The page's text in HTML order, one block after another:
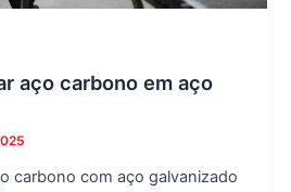
aço carbono em aço
carbono com aço galvanizado